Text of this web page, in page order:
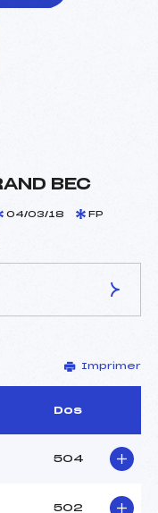
BEC
04/03/18 FP
JEAN PAUL
(SA)
Imprimer
Dos
504
502